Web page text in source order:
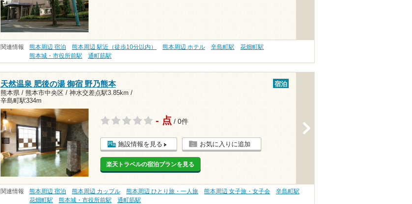
関連情報 熊本周辺 宿泊 熊本周辺 駅近（徒歩10分以内） 熊本周辺 ホテル 辛島町駅
花畑町駅
熊本城・市役所前駅
通町筋駅
天然温泉 肥後の湯 御宿 野乃熊本
熊本県 / 熊本市中央区 / 神水交差点駅3.85km /
辛島町駅334m
宿泊
- 点 / 0件
施設情報を見る お気に入りに追加
楽天トラベルの宿泊プランを見る
関連情報 熊本周辺 宿泊 熊本周辺 カップル 熊本周辺 ひとり旅・一人旅 熊本周辺 女子旅・女子会
辛島町駅
花畑町駅
熊本城・市役所前駅 通町筋駅